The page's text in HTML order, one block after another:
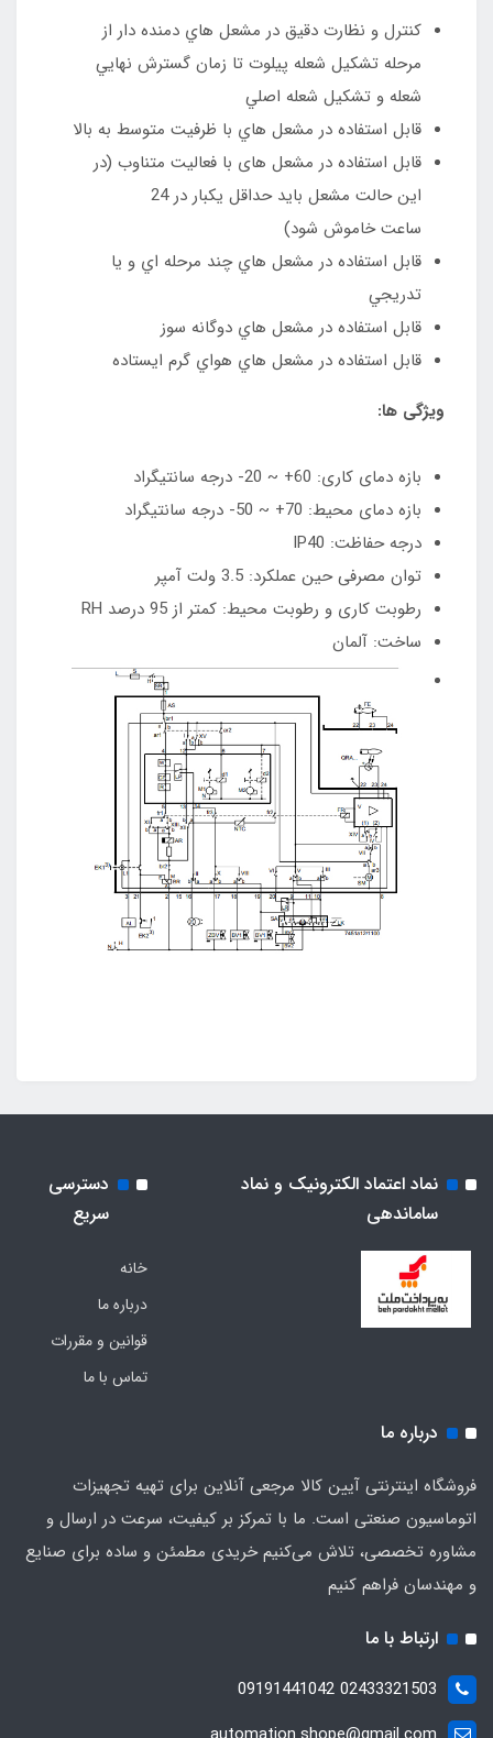
كنترل و نظارت دقيق در مشعل هاي دمنده دار از
مرحله تشكيل شعله پيلوت تا زمان گسترش نهايي
شعله و تشكيل شعله اصلي
قابل استفاده در مشعل هاي با ظرفيت متوسط به بالا
قابل استفاده در مشعل های با فعاليت متناوب (در
اين حالت مشعل باید حداقل يكبار در 24
ساعت خاموش شود)
قابل استفاده در مشعل هاي چند مرحله اي و يا
تدريجي
قابل استفاده در مشعل هاي دوگانه سوز
قابل استفاده در مشعل هاي هواي گرم ايستاده
ویژگی ها:
بازه دمای کاری: 60+ ~ 20- درجه سانتیگراد
بازه دمای محیط: 70+ ~ 50- درجه سانتیگراد
درجه حفاظت: IP40
توان مصرفی حین عملکرد: 3.5 ولت آمپر
رطوبت کاری و رطوبت محیط: کمتر از 95 درصد RH
ساخت: آلمان
نماد اعتماد الکترونیک و نماد
ساماندهی
دسترسی
سریع
خانه
درباره ما
قوانین و مقررات
تماس با ما
درباره ما
فروشگاه اینترنتی آیین کالا مرجعی آنلاین برای تهیه تجهیزات
اتوماسیون صنعتی است. ما با تمرکز بر کیفیت، سرعت در ارسال و
مشاوره تخصصی، تلاش می‌کنیم خریدی مطمئن و ساده برای صنایع
و مهندسان فراهم کنیم
ارتباط با ما
02433321503 09191441042